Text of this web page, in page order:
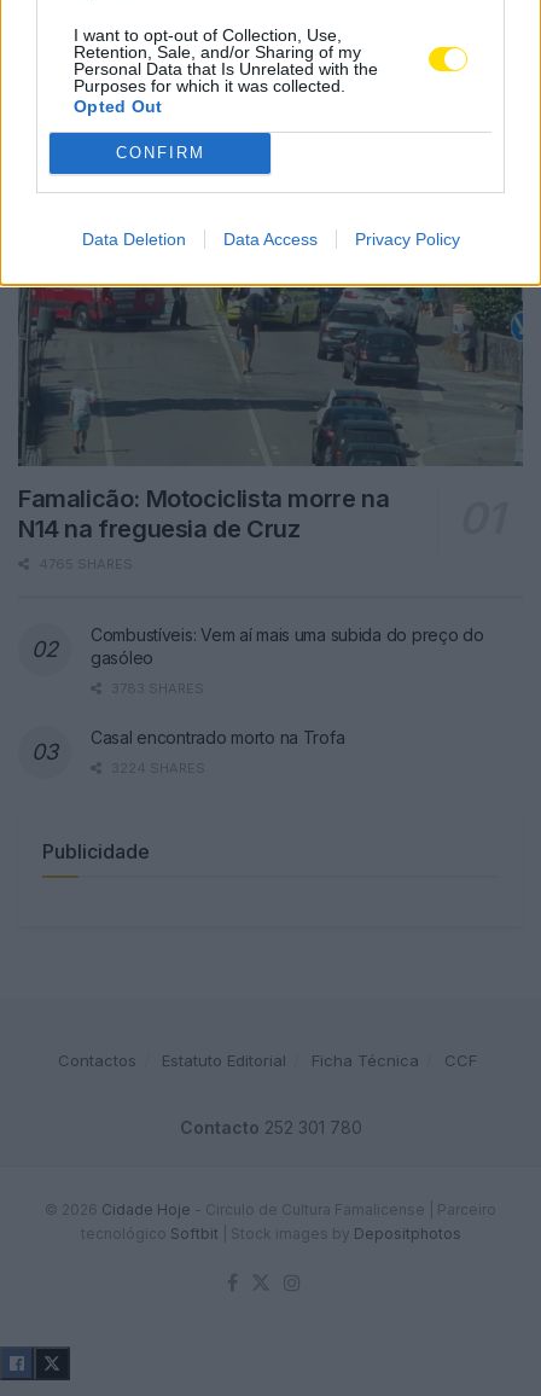
I want to opt-out of Collection, Use,
Retention, Sale, and/or Sharing of my
Personal Data that Is Unrelated with the
Purposes for which it was collected.
Opted Out
CONFIRM
Data Deletion Data Access Privacy Policy
Notícias Populares
Famalicão: Motociclista morre na
N14 na freguesia de Cruz
4765 SHARES
Combustíveis: Vem aí mais uma subida do preço do
gasóleo
3783 SHARES
Casal encontrado morto na Trofa
3224 SHARES
Publicidade
Contactos Estatuto Editorial Ficha Técnica CCF
Contacto 252 301 780
© 2026 Cidade Hoje - Circulo de Cultura Famalicense | Parceiro
tecnológico Softbit Stock images by Depositphotos